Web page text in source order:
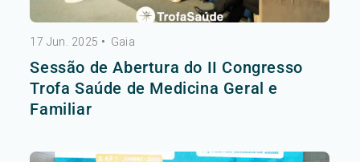
17 Jun. 2025 • Gaia
Sessão de Abertura do II Congresso
Trofa Saúde de Medicina Geral e
Familiar